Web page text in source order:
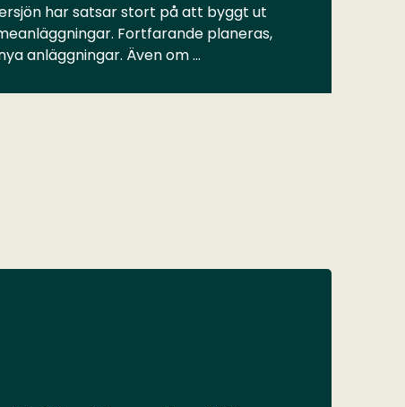
har satsar stort på att byggt ut
Fortfarande planeras,
anläggningar. Även om …